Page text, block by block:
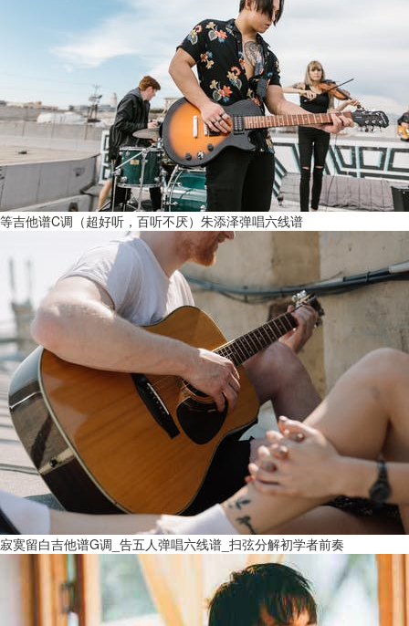
等吉他谱C调（超好听，百听不厌）朱添泽弹唱六线谱
寂寞留白吉他谱G调_告五人弹唱六线谱_扫弦分解初学者前奏